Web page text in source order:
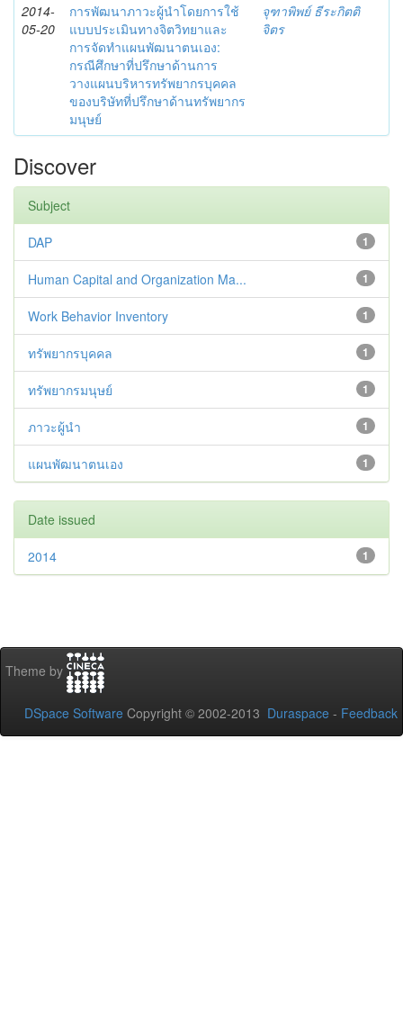
2014-
05-20
การพัฒนาภาวะผู้นำโดยการใช้
แบบประเมินทางจิตวิทยาและ
การจัดทำแผนพัฒนาตนเอง:
กรณีศึกษาที่ปรึกษาด้านการ
วางแผนบริหารทรัพยากรบุคคล
ของบริษัทที่ปรึกษาด้านทรัพยากร
มนุษย์
จุฑาพิพย์ ธีระกิตติ
จิตร
Discover
Subject
1
DAP
1
Human Capital and Organization Ma...
1
Work Behavior Inventory
1
ทรัพยากรบุคคล
1
ทรัพยากรมนุษย์
1
ภาวะผู้นำ
1
แผนพัฒนาตนเอง
Date issued
1
2014
Theme by
DSpace Software Copyright © 2002-2013 Duraspace - Feedback